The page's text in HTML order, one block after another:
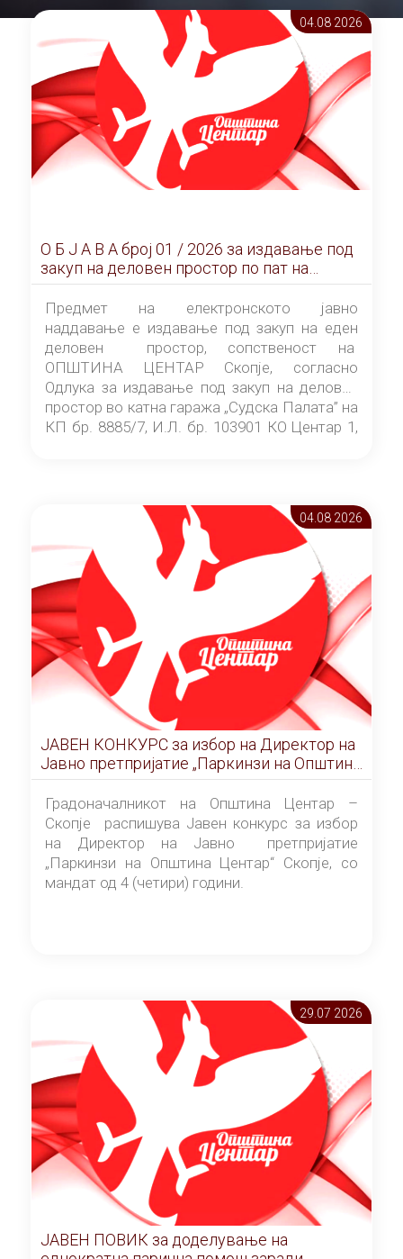
04.08 2026
О Б Ј А В А брoj 01 / 2026 за издавање под
закуп на деловен простор по пат на
ЕЛЕКТРОНСКО ЈАВНО НАДДАВАЊЕ
Предмет на електронското јавно
наддавање е издавање под закуп на еден
деловен простор, сопственост на
ОПШТИНА ЦЕНТАР Скопје, согласно
Одлука за издавање под закуп на деловен
простор во катна гаража „Судска Палата” на
КП бр. 8885/7, И.Л. бр. 103901 КО Центар 1,
Скопје” број 9/2026), за времетраење од 3
(три) години од денот на потпишувањето на
Договорот за закуп со најповолниот
понудувач.
04.08 2026
ЈАВЕН КОНКУРС за избор на Директор на
Јавно претпријатие „Паркинзи на Општина
Центар“ – Скопје
Градоначалникот на Општина Центар –
Скопје распишува Јавен конкурс за избор
на Директор на Јавно претпријатие
„Паркинзи на Општина Центар“ Скопје, со
мандат од 4 (четири) години.
29.07 2026
ЈАВЕН ПОВИК за доделување на